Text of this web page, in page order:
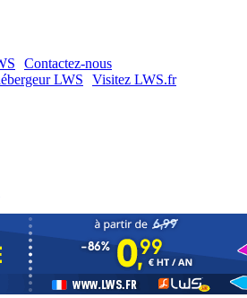
Contactez-nous
Visitez LWS.fr